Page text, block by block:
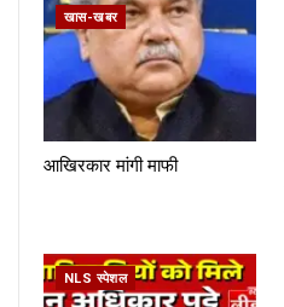
खास-खबर
आखिरकार मांगी माफी
NLS स्पेशल